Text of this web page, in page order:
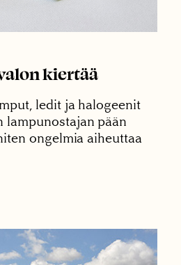
kiertää
ledit ja halogeenit
lampunostajan pään
ongelmia aiheuttaa